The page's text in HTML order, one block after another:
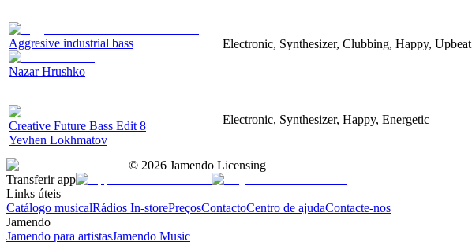
Aggresive industrial bass
Nazar Hrushko
Electronic, Synthesizer, Clubbing, Happy, Upbeat
Creative Future Bass Edit 8
Yevhen Lokhmatov
Electronic, Synthesizer, Happy, Energetic
© 2026 Jamendo Licensing
Transferir app
Links úteis
Catálogo musicalRádios In-storePreçosContactoCentro de ajudaContacte-nos
Jamendo
Jamendo para artistasJamendo Music